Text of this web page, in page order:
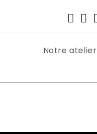
Notre atelier